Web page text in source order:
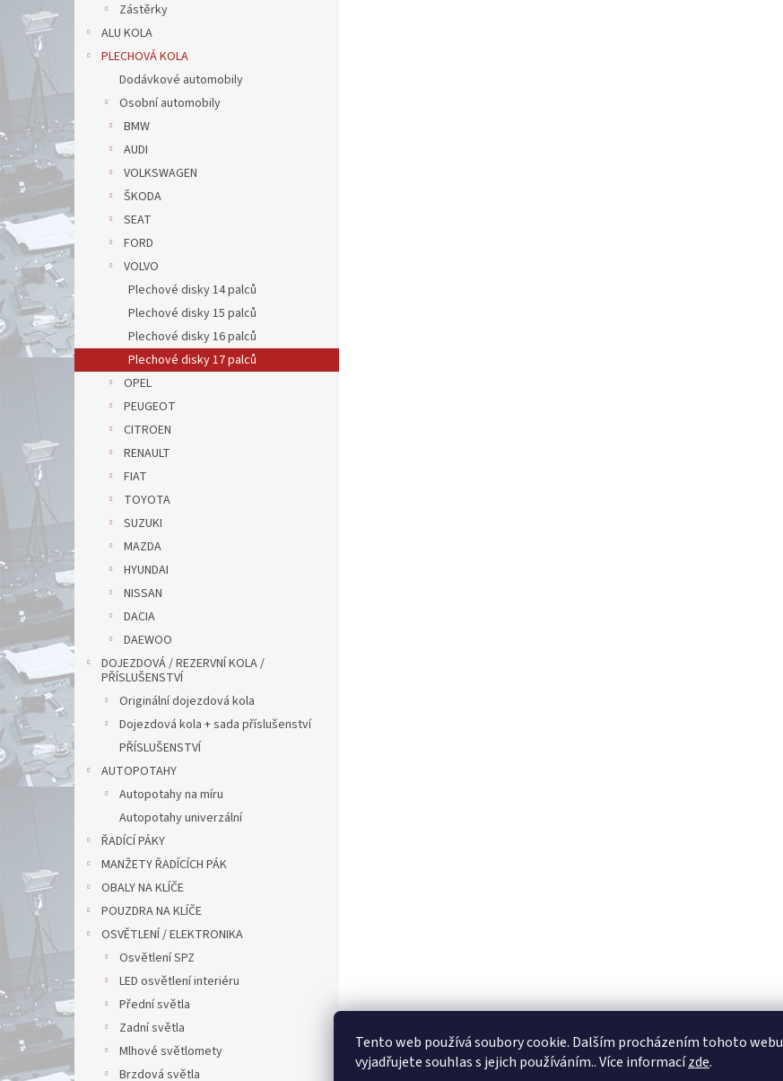
Tento web používá soubory cookie. Dalším procházením tohoto webu
vyjadřujete souhlas s jejich používáním.. Více informacízde.
Zástěrky
ALU KOLA
PLECHOVÁ KOLA
Dodávkové automobily
Osobní automobily
BMW
AUDI
VOLKSWAGEN
ŠKODA
SEAT
FORD
VOLVO
Plechové disky 14 palců
Plechové disky 15 palců
Plechové disky 16 palců
Plechové disky 17 palců
OPEL
PEUGEOT
CITROEN
RENAULT
FIAT
TOYOTA
SUZUKI
MAZDA
HYUNDAI
NISSAN
DACIA
DAEWOO
DOJEZDOVÁ / REZERVNÍ KOLA /
PŘÍSLUŠENSTVÍ
Originální dojezdová kola
Dojezdová kola + sada příslušenství
PŘÍSLUŠENSTVÍ
AUTOPOTAHY
Autopotahy na míru
Autopotahy univerzální
ŘADÍCÍ PÁKY
MANŽETY ŘADÍCÍCH PÁK
OBALY NA KLÍČE
POUZDRA NA KLÍČE
OSVĚTLENÍ / ELEKTRONIKA
Osvětlení SPZ
LED osvětlení interiéru
Přední světla
Zadní světla
Mlhové světlomety
Brzdová světla